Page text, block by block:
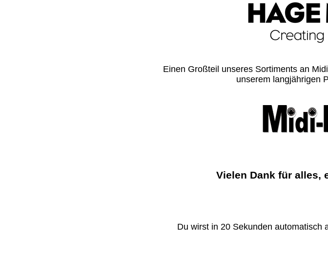
Einen Großteil unseres Sortiments an
unserem langjährigen
Vielen Dank für alles,
Du wirst in 20 Sekunden automatisch